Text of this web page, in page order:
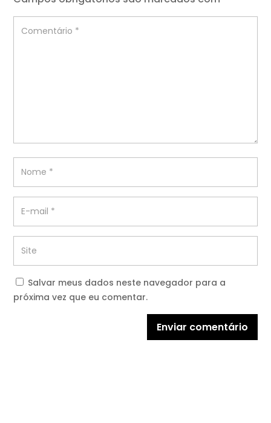
Salvar meus dados neste navegador para a
próxima vez que eu comentar.
Enviar comentário